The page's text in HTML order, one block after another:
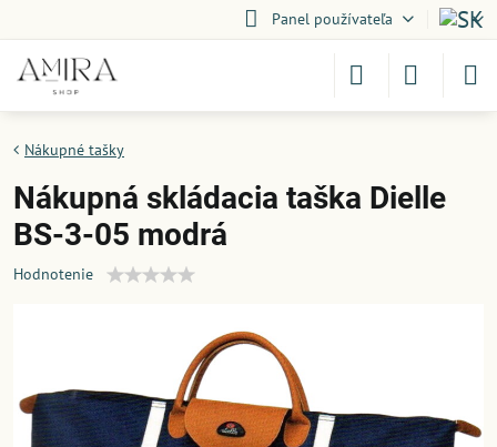
Panel používateľa
Nákupné tašky
Nákupná skládacia taška Dielle
BS-3-05 modrá
Hodnotenie